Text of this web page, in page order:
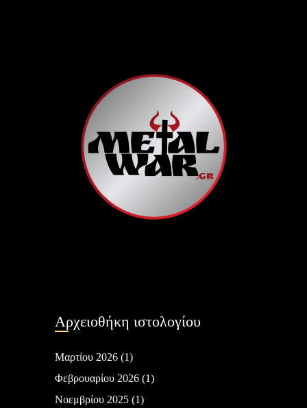
Αρχειοθήκη ιστολογίου
Μαρτίου 2026(1)
Φεβρουαρίου 2026(1)
Νοεμβρίου 2025(1)